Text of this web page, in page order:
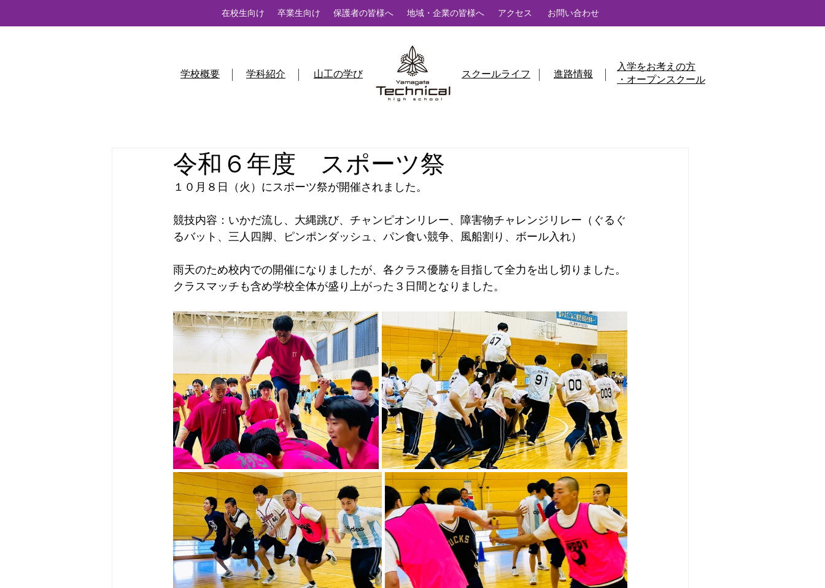
在校生向け 卒業生向け 保護者の皆様へ 地域・企業の皆様へ アクセス お問い合わせ
学校概要 学科紹介 山工の学び スクールライフ 進路情報
入学をお考えの方
・オープンスクール
令和６年度 スポーツ祭
１０月８日（火）にスポーツ祭が開催されました。
競技内容：いかだ流し、大縄跳び、チャンピオンリレー、障害物チャレンジリレー（ぐるぐ
るバット、三人四脚、ピンポンダッシュ、パン食い競争、風船割り、ボール入れ）
雨天のため校内での開催になりましたが、各クラス優勝を目指して全力を出し切りました。
クラスマッチも含め学校全体が盛り上がった３日間となりました。